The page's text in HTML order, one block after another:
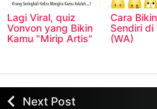
Lagi Viral, quiz
Vonvon yang Bikin
Kamu "Mirip Artis"
Cara
Sendiri
(WA)
Next Post